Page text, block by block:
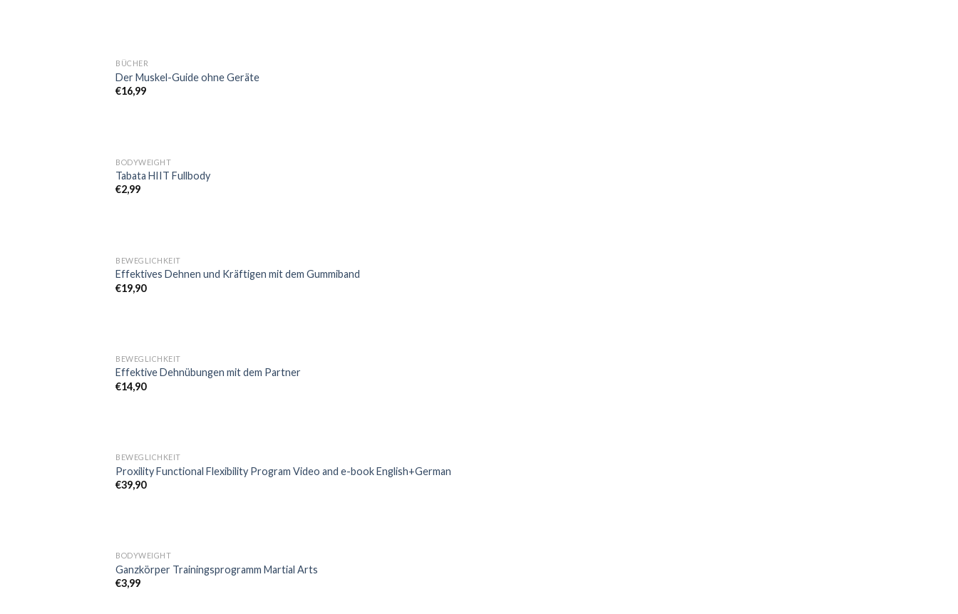
BÜCHER
Der Muskel-Guide ohne Geräte
€16,99
BODYWEIGHT
Tabata HIIT Fullbody
€2,99
BEWEGLICHKEIT
Effektives Dehnen und Kräftigen mit dem Gummiband
€19,90
BEWEGLICHKEIT
Effektive Dehnübungen mit dem Partner
€14,90
BEWEGLICHKEIT
Proxility Functional Flexibility Program Video and e-book English+German
€39,90
BODYWEIGHT
Ganzkörper Trainingsprogramm Martial Arts
€3,99